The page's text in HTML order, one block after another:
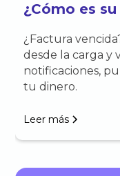
¿Cómo es
¿Factura
desde la carga y
notificaciones,
tu dinero.
Leer más